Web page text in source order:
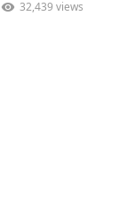
32,439 views